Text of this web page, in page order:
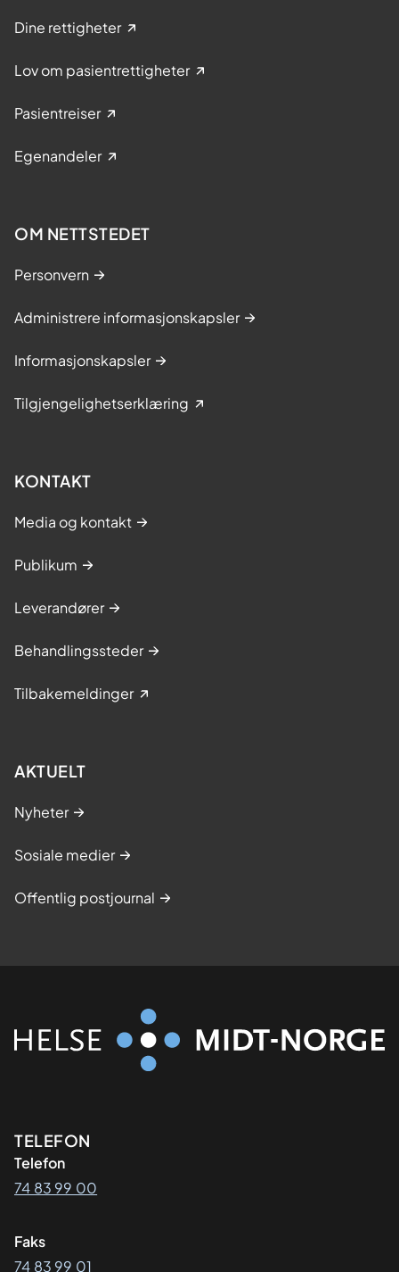
Dine rettigheter
Lov om pasientrettigheter
Pasientreiser
Egenandeler
OM NETTSTEDET
Personvern
Administrere informasjonskapsler
Informasjonskapsler
Tilgjengelighetserklæring
KONTAKT
Media og kontakt
Publikum
Leverandører
Behandlingssteder
Tilbakemeldinger
AKTUELT
Nyheter
Sosiale medier
Offentlig postjournal
Kontaktinformasjon
TELEFON
Telefon
74 83 99 00
Faks
74 83 99 01